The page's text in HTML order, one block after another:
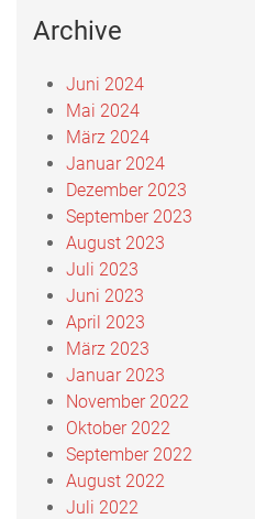
Archive
Juni 2024
Mai 2024
März 2024
Januar 2024
Dezember 2023
September 2023
August 2023
Juli 2023
Juni 2023
April 2023
März 2023
Januar 2023
November 2022
Oktober 2022
September 2022
August 2022
Juli 2022